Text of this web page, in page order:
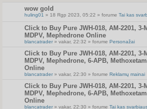
wow gold
huling01 » 18 Rgp 2023, 05:22 » forume Tai kas
Click to Buy Pure JWH-018, AM-2201, 3-
MDPV, Mephedrone Online
blancatrader » vakar, 22:32 » forume Personažai
Click to Buy Pure JWH-018, AM-2201, 3-
MDPV, Mephedrone, 6-APB,
Online
blancatrader » vakar, 22:30 » forume Reklamų mainai
Click to Buy Pure JWH-018, AM-2201, 3-
MDPV, Mephedrone, 6-APB,
Online
blancatrader » vakar, 22:30 » forume Tai kas